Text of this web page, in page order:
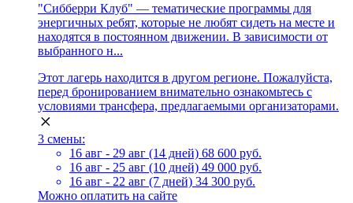
"Сибберри Клуб" — тематические программы для
энергичных ребят, которые не любят сидеть на месте и
находятся в постоянном движении. В зависимости от
выбранного н...
Этот лагерь находится в другом регионе. Пожалуйста,
перед бронированием внимательно ознакомьтесь с
условиями трансфера, предлагаемыми организаторами.
3 смены:
16 авг - 29 авг (14 дней) 68 600 руб.
16 авг - 25 авг (10 дней) 49 000 руб.
16 авг - 22 авг (7 дней) 34 300 руб.
Можно оплатить на сайте